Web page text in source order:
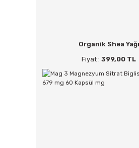
Organik Shea Yağı
Fiyat : 399,00 TL